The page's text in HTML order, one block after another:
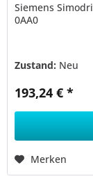
Siemens
0AA0
Zustand: Neu
193,24 € *
Merken